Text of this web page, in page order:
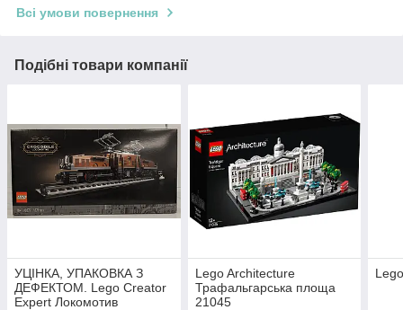
Всі умови повернення
Подібні товари компанії
УЦІНКА, УПАКОВКА З
ДЕФЕКТОМ. Lego Creator
Expert Локомотив
Lego Architecture
Трафальгарська площа
21045